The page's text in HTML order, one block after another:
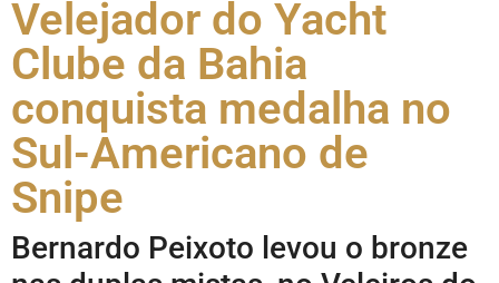
Velejador do Yacht
Clube da Bahia
conquista medalha no
Sul-Americano de
Snipe
Bernardo Peixoto levou o bronze